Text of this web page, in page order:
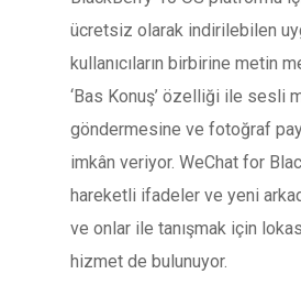
ücretsiz olarak indirilebilen
kullanıcıların birbirine metin
‘Bas Konuş’ özelliği ile sesli
göndermesine ve fotoğraf
imkân veriyor. WeChat for
hareketli ifadeler ve yeni
ve onlar ile tanışmak için
hizmet de bulunuyor.